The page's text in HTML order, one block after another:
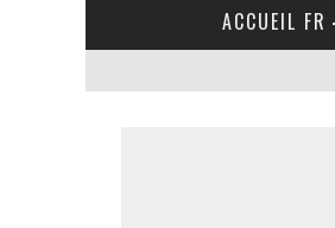
ACCUEIL FR